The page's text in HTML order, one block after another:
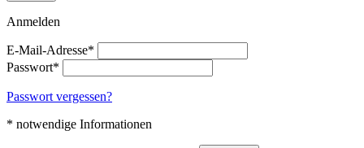
Anmelden
E-Mail-Adresse*
Passwort*
Passwort vergessen?
* notwendige Informationen